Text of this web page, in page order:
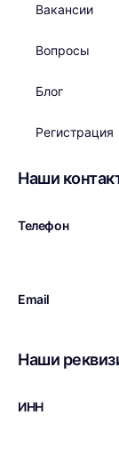
Вакансии
Вопросы
Блог
Регистрация
Наши
Телефон
Email
Наши
ИНН